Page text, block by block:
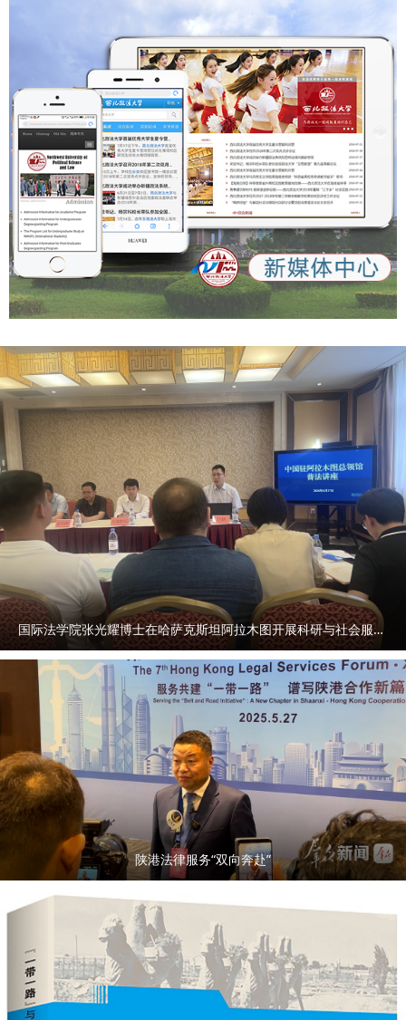
哲学社会科学学科体系、学术体系、话语体系的布局重点和方
位导向，利于党校、社会科学院、高等学校等哲学社会科学机
构和工作者坚定立场、明确主业、创新成果。 三是进一步激
发我省哲学社会科学发展的巨大潜能，推动成果产出精彩纷
呈。《条例》通过明确实施机制、普及职责、社会支持和宣传
发布等规定，进一步厘定我省哲学社会科学成果发布、交流活
动和社会参与的工作方式和脉络结构，利于激励人才和研究成
果在为祖国、为人民立德立言中成就自我、实现价值。（群众
新闻记者 王姿颐） 【群众新闻】 《陕西省哲学社会科学发展
促进条例》解读
https://xzzsx.sxdaily.com.cn/app/template/displayTemplat
e/news/newsDetail/18499/11357072.html?isShare=true
更加明确了作为一名科级干部所肩负的责任与使命，激励我未
来要立足本职岗位，不断提升服务师生、推动发展的能力与水
平。”参赛选手刘俊洁说。 本次比赛通过“以赛促学、以赛促
训、以赛提能”的创新形式，有效激发了年轻干部干事创业的
激情，提高了干部的业务能力和综合素质。学校将以本次比赛
为新的起点，构建常态化干部比赛培训机制，推动干部素质能
力与学校事业高质量发展同频共振，为加快推进高水平大学建
设贡献新的力量。 （供稿：党委组织部 撰稿：严芳 李月胤 审
核：李君）
国际法学院张光耀博士在哈萨克斯坦阿拉木图开展科研与社会服务活动
陕港法律服务“双向奔赴”